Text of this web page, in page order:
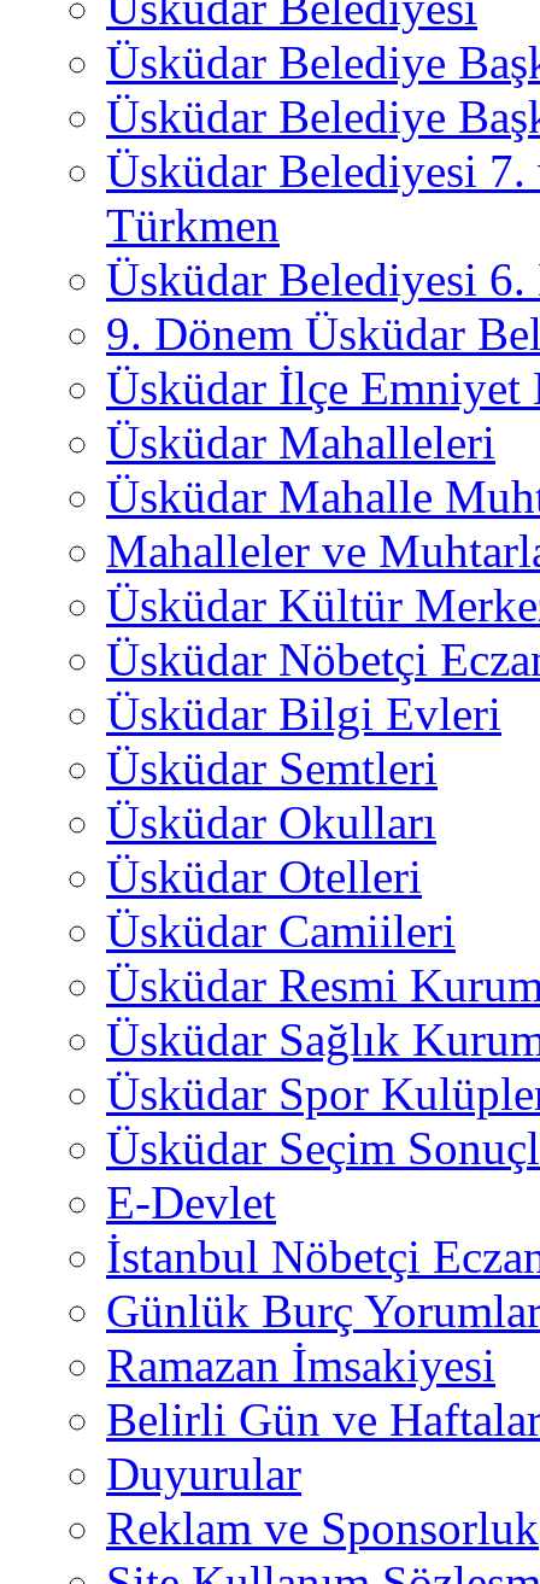
Üsküdar Belediye
Üsküdar Belediye
Üsküdar Belediyesi
Türkmen
Üsküdar Belediyesi 6.
9. Dönem Üsküdar
Üsküdar İlçe
Üsküdar Mahalleleri
Üsküdar Mahalle
Mahalleler ve
Üsküdar Kültür
Üsküdar Nöbetçi
Üsküdar Bilgi Evleri
Üsküdar Semtleri
Üsküdar Okulları
Üsküdar Otelleri
Üsküdar Camiileri
Üsküdar Resmi
Üsküdar Sağlık
Üsküdar Spor
Üsküdar Seçim
E-Devlet
İstanbul Nöbetçi
Günlük Burç
Ramazan İmsakiyesi
Belirli Gün ve
Duyurular
Reklam ve Sponsorluk